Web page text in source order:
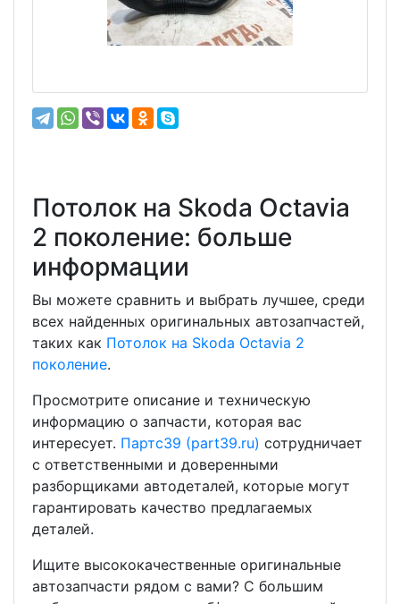
Потолок на Skoda Octavia
2 поколение: больше
информации
Вы можете сравнить и выбрать лучшее, среди
всех найденных оригинальных автозапчастей,
таких как Потолок на Skoda Octavia 2
поколение.
Просмотрите описание и техническую
информацию о запчасти, которая вас
интересует. Партс39 (part39.ru) сотрудничает
с ответственными и доверенными
разборщиками автодеталей, которые могут
гарантировать качество предлагаемых
деталей.
Ищите высококачественные оригинальные
автозапчасти рядом с вами? С большим